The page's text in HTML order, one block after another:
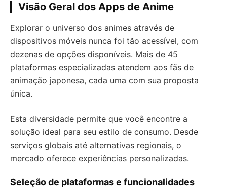
Visão Geral dos Apps de Anime
Explorar o universo dos animes através de
dispositivos móveis nunca foi tão acessível, com
dezenas de opções disponíveis. Mais de 45
plataformas especializadas atendem aos fãs de
animação japonesa, cada uma com sua proposta
única.
Esta diversidade permite que você encontre a
solução ideal para seu estilo de consumo. Desde
serviços globais até alternativas regionais, o
mercado oferece experiências personalizadas.
Seleção de plataformas e funcionalidades